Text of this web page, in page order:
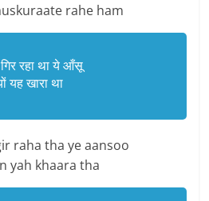
rahe ham
रहा था ये आँसू
यह खारा था
raha tha ye aansoo
yah khaara tha